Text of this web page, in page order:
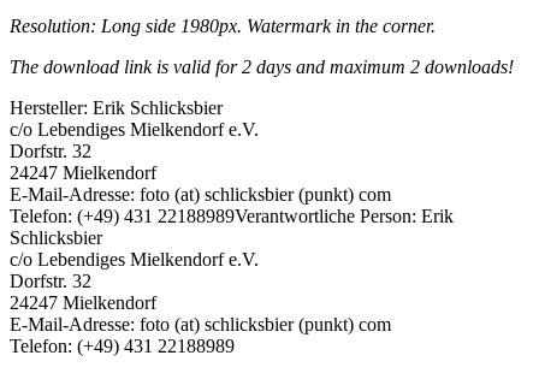
Resolution: Long side 1980px. Watermark in the corner.
The download link is valid for 2 days and maximum 2 downloads!
Hersteller: Erik Schlicksbier
c/o Lebendiges Mielkendorf e.V.
Dorfstr. 32
24247 Mielkendorf
E-Mail-Adresse: foto (at) schlicksbier (punkt) com
Telefon: (+49) 431 22188989Verantwortliche Person: Erik
Schlicksbier
c/o Lebendiges Mielkendorf e.V.
Dorfstr. 32
24247 Mielkendorf
E-Mail-Adresse: foto (at) schlicksbier (punkt) com
Telefon: (+49) 431 22188989